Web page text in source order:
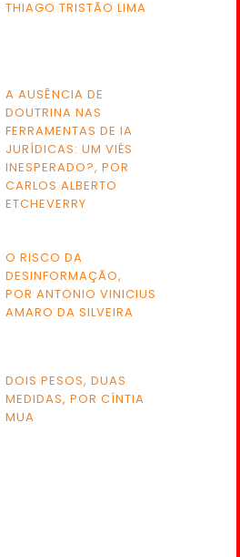
THIAGO TRISTÃO LIMA
A AUSÊNCIA DE
DOUTRINA NAS
FERRAMENTAS DE IA
JURÍDICAS: UM VIÉS
INESPERADO?, POR
CARLOS ALBERTO
ETCHEVERRY
O RISCO DA
DESINFORMAÇÃO,
POR ANTONIO VINICIUS
AMARO DA SILVEIRA
DOIS PESOS, DUAS
MEDIDAS, POR CÍNTIA
MUA